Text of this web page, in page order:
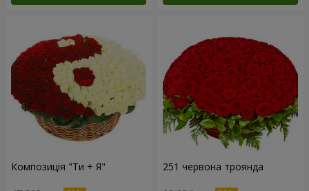
Композиція "Ти + Я" 251 червона троянда